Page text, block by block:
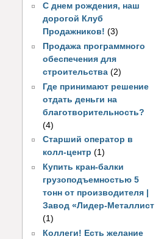
С днем рождения, наш
дорогой Клуб
Продажников! (3)
Продажа программного
обеспечения для
строительства (2)
Где принимают решение
отдать деньги на
благотворительность?
(4)
Старший оператор в
колл-центр (1)
Купить кран-балки
грузоподъемностью 5
тонн от производителя |
Завод «Лидер-Металлист
(1)
Коллеги! Есть желание